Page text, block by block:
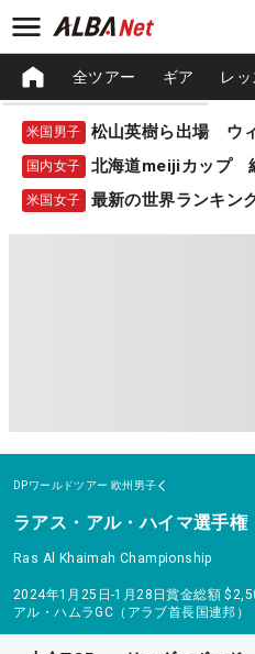
全ツアー ギア レ
米国男子 松山英樹ら出場 ウ
国内女子 北海道meijiカップ
米国女子 最新の世界ランキン
DPワールドツアー 欧州男子
ラアス・アル・ハイマ選手権
Ras Al Khaimah Championship
2024年1月25日-1月28日賞金総額
アル・ハムラGC（アラブ首長国連邦）